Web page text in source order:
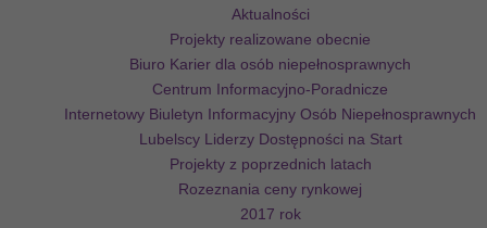
Aktualności
Projekty realizowane obecnie
Biuro Karier dla osób niepełnosprawnych
Centrum Informacyjno-Poradnicze
Internetowy Biuletyn Informacyjny Osób Niepełnosprawnych
Lubelscy Liderzy Dostępności na Start
Projekty z poprzednich latach
Rozeznania ceny rynkowej
2017 rok